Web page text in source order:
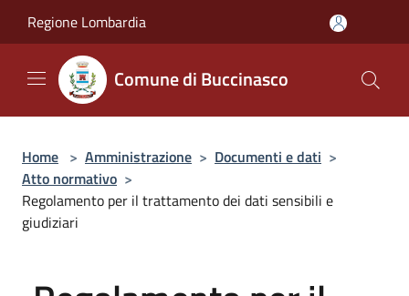
Regione Lombardia
Comune di Buccinasco
Home > Amministrazione > Documenti e dati >
Atto normativo >
Regolamento per il trattamento dei dati sensibili e
giudiziari